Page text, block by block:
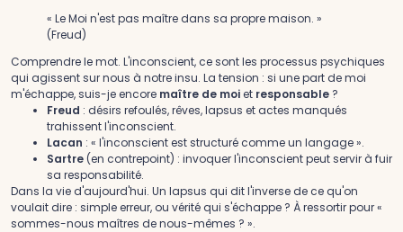
« Le Moi n'est pas maître dans sa propre maison. »
(Freud)
Comprendre le mot. L'inconscient, ce sont les processus psychiques
qui agissent sur nous à notre insu. La tension : si une part de moi
m'échappe, suis-je encore maître de moiet responsable ?
Freud : désirs refoulés, rêves, lapsus et actes manqués
trahissent l'inconscient.
Lacan : « l'inconscient est structuré comme un langage ».
Sartre (en contrepoint) : invoquer l'inconscient peut servir à fuir
sa responsabilité.
Dans la vie d'aujourd'hui. Un lapsus qui dit l'inverse de ce qu'on
voulait dire : simple erreur, ou vérité qui s'échappe ? À ressortir pour «
sommes-nous maîtres de nous-mêmes ? ».